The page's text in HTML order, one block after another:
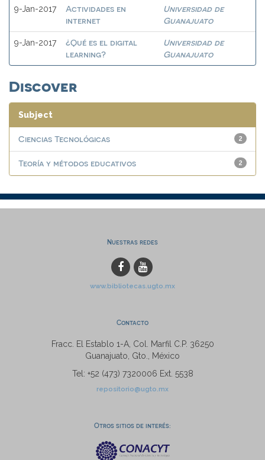
9-Jan-2017
Actividades en
internet
Universidad de
Guanajuato
9-Jan-2017
¿Qué es el digital
learning?
Universidad de
Guanajuato
Discover
Subject
2
Ciencias Tecnológicas
2
Teoría y métodos educativos
Nuestras redes
www.bibliotecas.ugto.mx
Contacto
Fracc. El Establo 1-A, Col. Marfil C.P. 36250
Guanajuato, Gto., México
Tel: +52 (473) 7320006 Ext. 5538
repositorio@ugto.mx
Otros sitios de interés: